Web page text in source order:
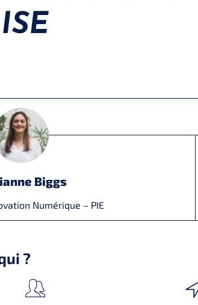
Biggs
Numérique – PIE
?